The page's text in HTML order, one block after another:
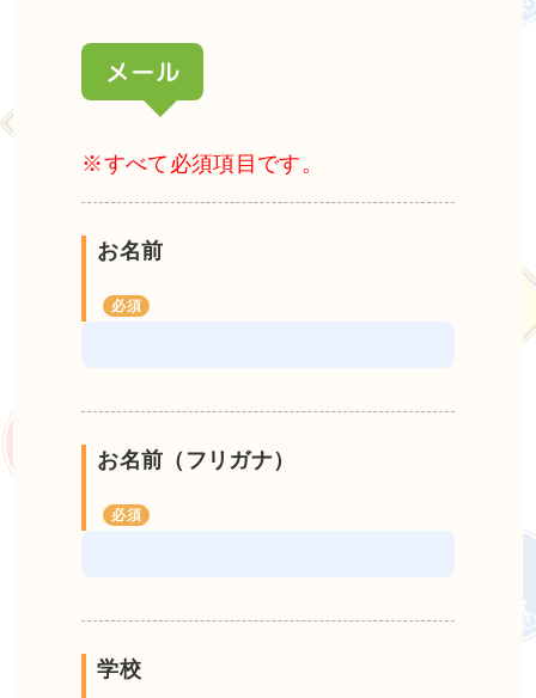
メール
※すべて必須項目です。
お名前
お名前（フリガナ）
学校